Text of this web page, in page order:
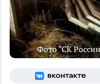
Фото "СК